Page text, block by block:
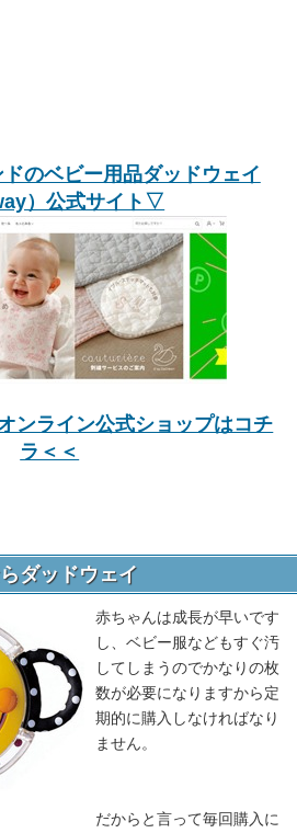
のベビー用品ダッドウェイ
）公式サイト▽
ンライン公式ショップはコチ
ラ＜＜
ダッドウェイ
赤ちゃんは成長が早いです
し、ベビー服などもすぐ汚
してしまうのでかなりの枚
数が必要になりますから定
期的に購入しなければなり
ません。
だからと言って毎回購入に